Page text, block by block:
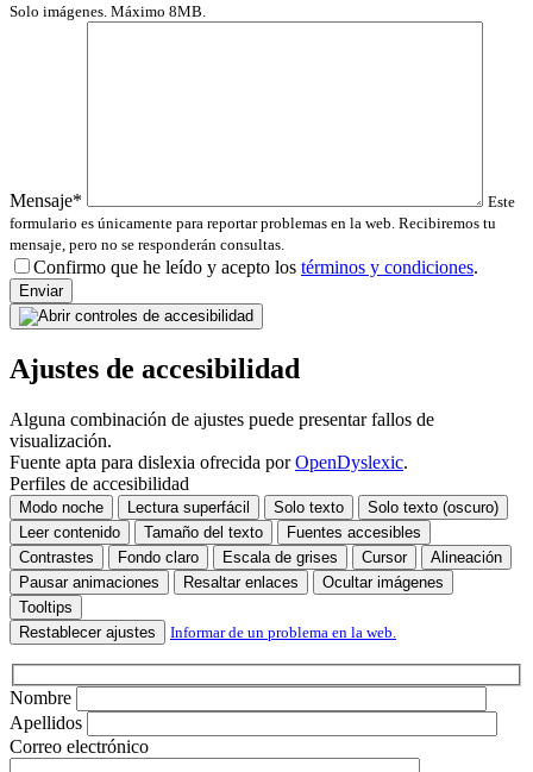
Solo imágenes. Máximo 8MB.
Mensaje*
Este
formulario es únicamente para reportar problemas en la web. Recibiremos tu
mensaje, pero no se responderán consultas.
Confirmo que he leído y acepto los términos y condiciones.
Ajustes de accesibilidad
Alguna combinación de ajustes puede presentar fallos de
visualización.
Fuente apta para dislexia ofrecida porOpenDyslexic.
Perfiles de accesibilidad
Modo noche Lectura superfácil Solo texto
Solo texto (oscuro)
Leer contenido
Tamaño del texto
Fuentes accesibles
Contrastes
Fondo claro Escala de grises Cursor
Alineación
Pausar animaciones
Resaltar enlaces
Ocultar imágenes
Tooltips
Restablecer ajustes
Informar de un problema en la web.
Nombre
Apellidos
Correo electrónico